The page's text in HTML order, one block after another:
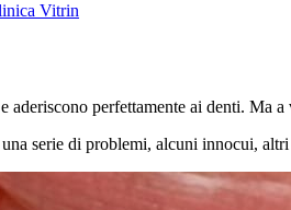
Vitrin
aderiscono perfettamente ai denti. Ma
serie di problemi, alcuni innocui,